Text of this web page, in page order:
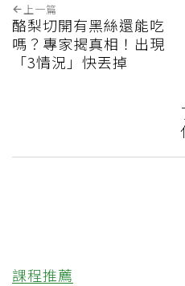
上一篇
酪梨切開有黑絲還能吃
嗎？專家揭真相！出現
「3情況」快丟掉
課程推薦